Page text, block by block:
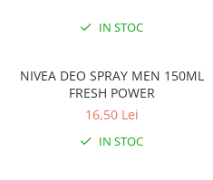
IN STOC
NIVEA DEO SPRAY MEN 150ML
FRESH POWER
16,50 Lei
IN STOC